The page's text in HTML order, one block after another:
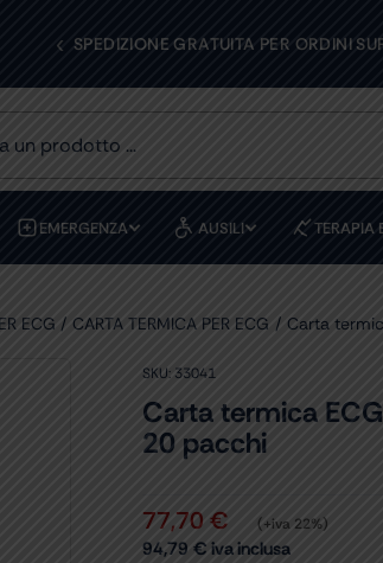
‹ SPEDIZIONE GRATUITA PER ORDINI
EMERGENZA AUSILI TERAPIA
ECG CARTA TERMICA PER ECG Carta
SKU: 33041
Carta termica
20 pacchi
77,70 € (+iva 22%)
94,79 € iva inclusa